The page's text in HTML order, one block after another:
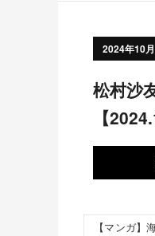
2024年10月
松村沙友理出演「伊集院の光る！ビジネス鉄則ばなし」
【
【マンガ】